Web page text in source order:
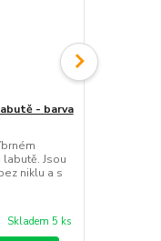
- barva
Jsou
niklu a s
Skladem 5 ks